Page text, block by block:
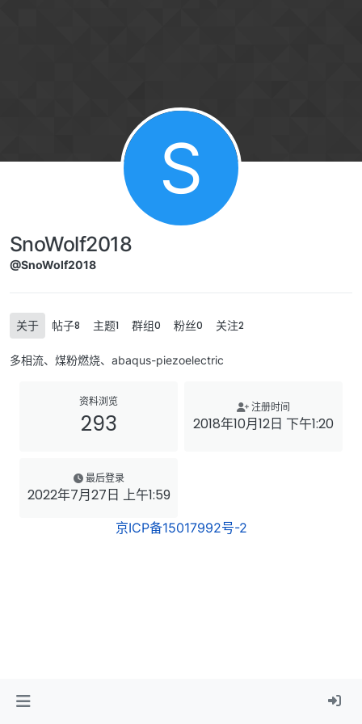
S
SnoWolf2018
@SnoWolf2018
关于 帖子8 主题1 群组0 粉丝0 关注2
多相流、煤粉燃烧、abaqus-piezoelectric
资料浏览
293
注册时间
2018年10月12日 下午1:20
最后登录
2022年7月27日 上午1:59
京ICP备15017992号-2